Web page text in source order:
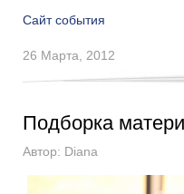
Сайт события
26 Марта, 2012
Подборка
Автор: Diana